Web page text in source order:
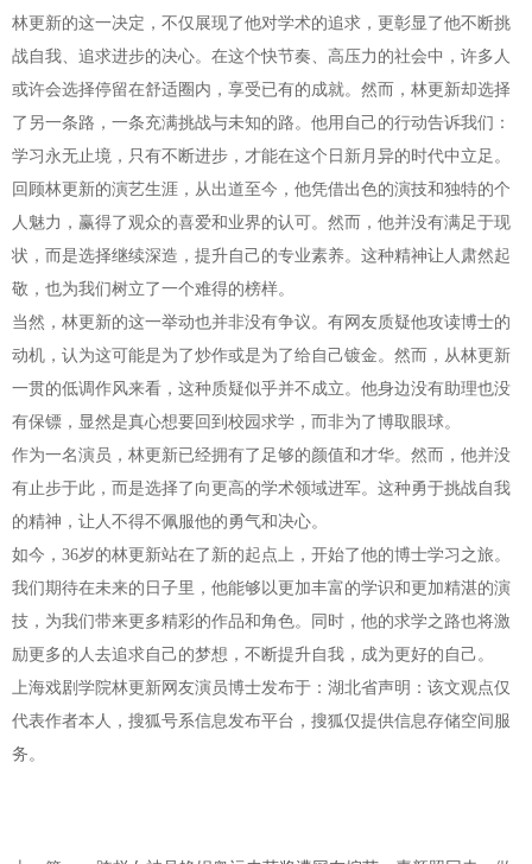
林更新的这一决定，不仅展现了他对学术的追求，更彰显了他不断挑
战自我、追求进步的决心。在这个快节奏、高压力的社会中，许多人
或许会选择停留在舒适圈内，享受已有的成就。然而，林更新却选择
了另一条路，一条充满挑战与未知的路。他用自己的行动告诉我们：
学习永无止境，只有不断进步，才能在这个日新月异的时代中立足。
回顾林更新的演艺生涯，从出道至今，他凭借出色的演技和独特的个
人魅力，赢得了观众的喜爱和业界的认可。然而，他并没有满足于现
状，而是选择继续深造，提升自己的专业素养。这种精神让人肃然起
敬，也为我们树立了一个难得的榜样。
当然，林更新的这一举动也并非没有争议。有网友质疑他攻读博士的
动机，认为这可能是为了炒作或是为了给自己镀金。然而，从林更新
一贯的低调作风来看，这种质疑似乎并不成立。他身边没有助理也没
有保镖，显然是真心想要回到校园求学，而非为了博取眼球。
作为一名演员，林更新已经拥有了足够的颜值和才华。然而，他并没
有止步于此，而是选择了向更高的学术领域进军。这种勇于挑战自我
的精神，让人不得不佩服他的勇气和决心。
如今，36岁的林更新站在了新的起点上，开始了他的博士学习之旅。
我们期待在未来的日子里，他能够以更加丰富的学识和更加精湛的演
技，为我们带来更多精彩的作品和角色。同时，他的求学之路也将激
励更多的人去追求自己的梦想，不断提升自我，成为更好的自己。
上海戏剧学院林更新网友演员博士发布于：湖北省声明：该文观点仅
代表作者本人，搜狐号系信息发布平台，搜狐仅提供信息存储空间服
务。